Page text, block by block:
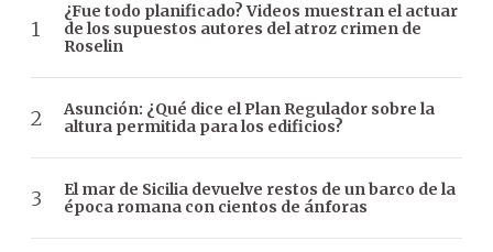
¿Fue todo planificado? Videos muestran el actuar
de los supuestos autores del atroz crimen de
Roselin
Asunción: ¿Qué dice el Plan Regulador sobre la
altura permitida para los edificios?
El mar de Sicilia devuelve restos de un barco de la
época romana con cientos de ánforas